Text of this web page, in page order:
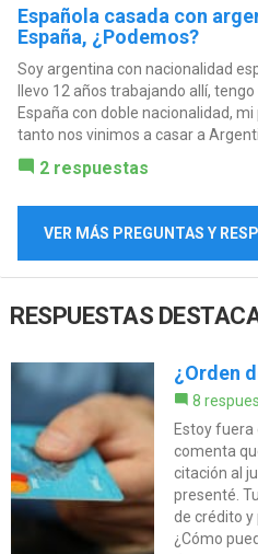
Española casada con
España, ¿Podemos?
Soy argentina con nacionalidad
llevo 12 años trabajando allí,
España con doble nacionalidad,
tanto nos vinimos a casar a
2 respuestas
VER MÁS PREGUNTAS Y
RESPUESTAS
¿Orden
8
Estoy fuera
comenta
citación al
presenté.
de crédito y
¿Cómo